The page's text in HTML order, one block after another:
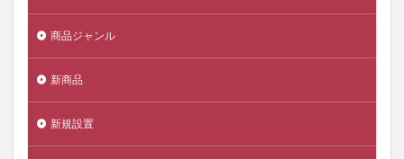
商品ジャンル
新商品
新規設置